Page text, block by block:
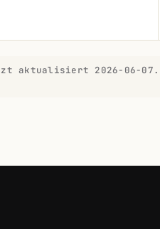
aktualisiert 2026-06-